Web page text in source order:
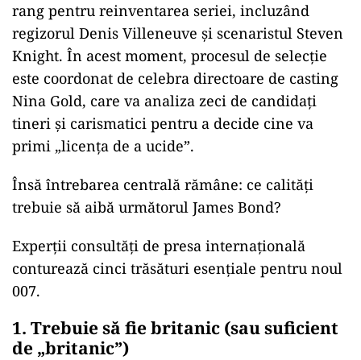
rang pentru reinventarea seriei, incluzând
regizorul Denis Villeneuve și scenaristul Steven
Knight. În acest moment, procesul de selecție
este coordonat de celebra directoare de casting
Nina Gold, care va analiza zeci de candidați
tineri și carismatici pentru a decide cine va
primi „licența de a ucide”.
Însă întrebarea centrală rămâne: ce calități
trebuie să aibă următorul James Bond?
Experții consultăți de presa internațională
conturează cinci trăsături esențiale pentru noul
007.
1. Trebuie să fie britanic (sau suficient
de „britanic”)